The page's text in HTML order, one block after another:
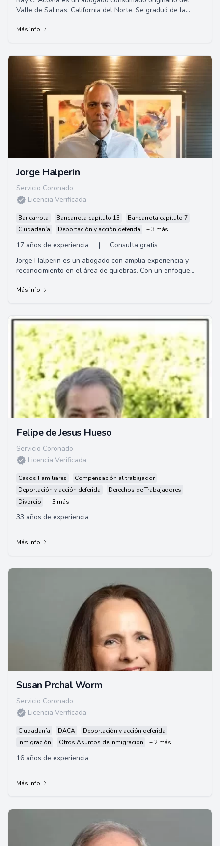
Valle de Salinas, California del Norte. Se graduó de la
Más info
Jorge Halperin
Servicio Coronado
Licencia Verificada
Bancarrota Bancarrota capítulo 13
Bancarrota capítulo 7
Ciudadanía
Deportación y acción deferida + 3 más
17 años de experiencia |
Consulta gratis
Jorge Halperin es un abogado con amplia experiencia y
reconocimiento en el área de quiebras. Con un enfoque
alta calidad,
Más info
Felipe de Jesus Hueso
Servicio Coronado
Licencia Verificada
Casos Familiares
Compensación al trabajador
Deportación y acción deferida
Derechos de Trabajadores
Divorcio
+ 3 más
33 años de experiencia
Más info
Susan Prchal Worm
Servicio Coronado
Licencia Verificada
Ciudadanía DACA
Deportación y acción deferida
Inmigración
Otros Asuntos de Inmigración + 2 más
16 años de experiencia
Más info